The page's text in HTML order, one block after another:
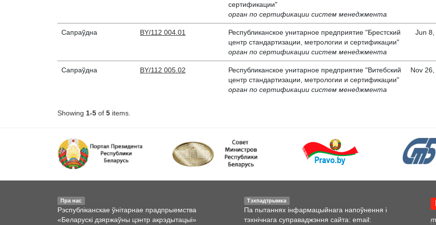
сертификации"
орган по сертификации систем менеджмента
Сапраўдна BY/112 004.01
Республиканское унитарное предприятие "Брестский
центр стандартизации, метрологии и сертификации"
орган по сертификации систем менеджмента
Jun
Сапраўдна BY/112 005.02
Республиканское унитарное предприятие "Витебский
центр стандартизации, метрологии и сертификации"
орган по сертификации систем менеджмента
Nov
Showing 1-5 of 5 items.
Пра нас
Рэспубліканскае ўнітарнае прадпрыемства
«Беларускі дзяржаўны цэнтр акрэдытацыі»
Тэхпадтрымка
Па пытаннях інфармацыйнага напоўнення і
тэхнічнага суправаджэння сайта: email: